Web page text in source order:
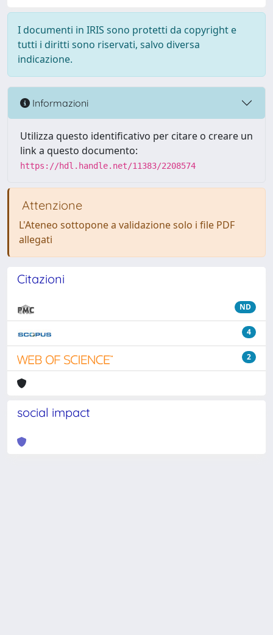
I documenti in IRIS sono protetti da copyright e
tutti i diritti sono riservati, salvo diversa
indicazione.
Informazioni
Utilizza questo identificativo per citare o creare un
link a questo documento:
https://hdl.handle.net/11383/2208574
Attenzione
L'Ateneo sottopone a validazione solo i file PDF
allegati
Citazioni
ND
4
2
social impact